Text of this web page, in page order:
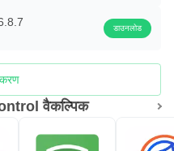
डाउनलोड
वैकल्पिक